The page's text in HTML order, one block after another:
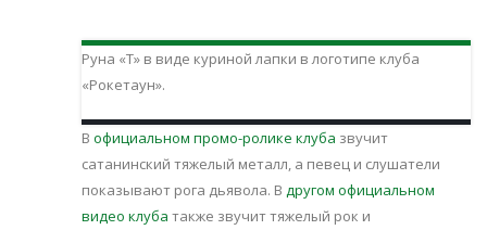
Руна «Т» в виде куриной лапки в логотипе клуба
«Рокетаун».
В официальном промо-ролике клуба звучит
сатанинский тяжелый металл, а певец и слушатели
показывают рога дьявола. В другом официальном
видео клуба также звучит тяжелый рок и